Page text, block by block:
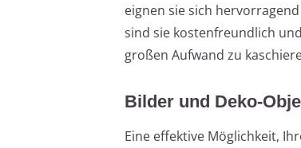
eignen sie sich
sind sie kostenfreundlich
großen Aufwand zu
Bilder und Deko-
Eine effektive Möglichkeit,